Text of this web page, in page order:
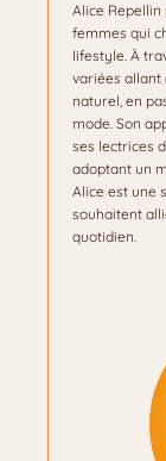
Alice Repellin
femmes qui
lifestyle. À
variées allant
naturel, en
mode. Son
ses lectrices
adoptant un
Alice est une
souhaitent
quotidien.